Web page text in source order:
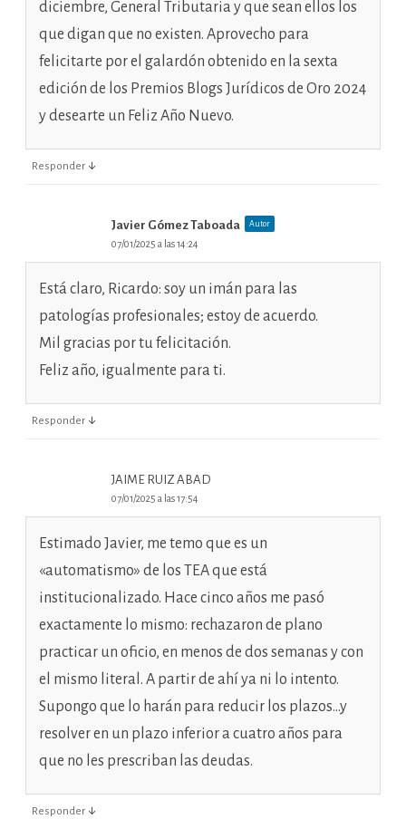
diciembre, General Tributaria y que sean ellos los
que digan que no existen. Aprovecho para
felicitarte por el galardón obtenido en la sexta
edición de los Premios Blogs Jurídicos de Oro 2024
y desearte un Feliz Año Nuevo.
Responder ↓
Javier Gómez Taboada Autor
07/01/2025 a las 14:24
Está claro, Ricardo: soy un imán para las
patologías profesionales; estoy de acuerdo.
Mil gracias por tu felicitación.
Feliz año, igualmente para ti.
Responder ↓
JAIME RUIZ ABAD
07/01/2025 a las 17:54
Estimado Javier, me temo que es un
«automatismo» de los TEA que está
institucionalizado. Hace cinco años me pasó
exactamente lo mismo: rechazaron de plano
practicar un oficio, en menos de dos semanas y con
el mismo literal. A partir de ahí ya ni lo intento.
Supongo que lo harán para reducir los plazos…y
resolver en un plazo inferior a cuatro años para
que no les prescriban las deudas.
Responder ↓